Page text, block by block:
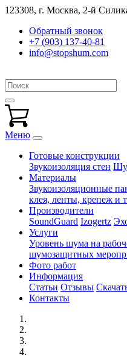
123308, г. Москва, 2-й
Обратный звонок
+7 (903) 137-40-81
info@stopshum.com
Меню
Готовые конструкции
Звукоизоляция стен
Материалы
Звукоизоляционные
клея, ленты, крепеж и
Производители
SoundGuard Izogertz
Услуги
Уровень шума на
шумозащитных
Фото работ
Информация
Статьи Отзывы
Контакты